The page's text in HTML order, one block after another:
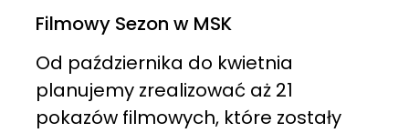
Filmowy Sezon w MSK
Od października do kwietnia
planujemy zrealizować aż 21
pokazów filmowych, które zostały